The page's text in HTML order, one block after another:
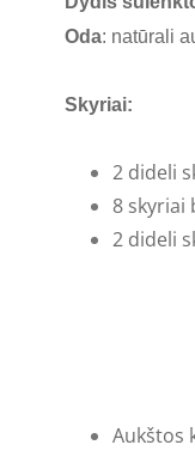
Oda: natūrali
Skyriai:
2 dideli
8 skyriai
2 dideli
Aukštos